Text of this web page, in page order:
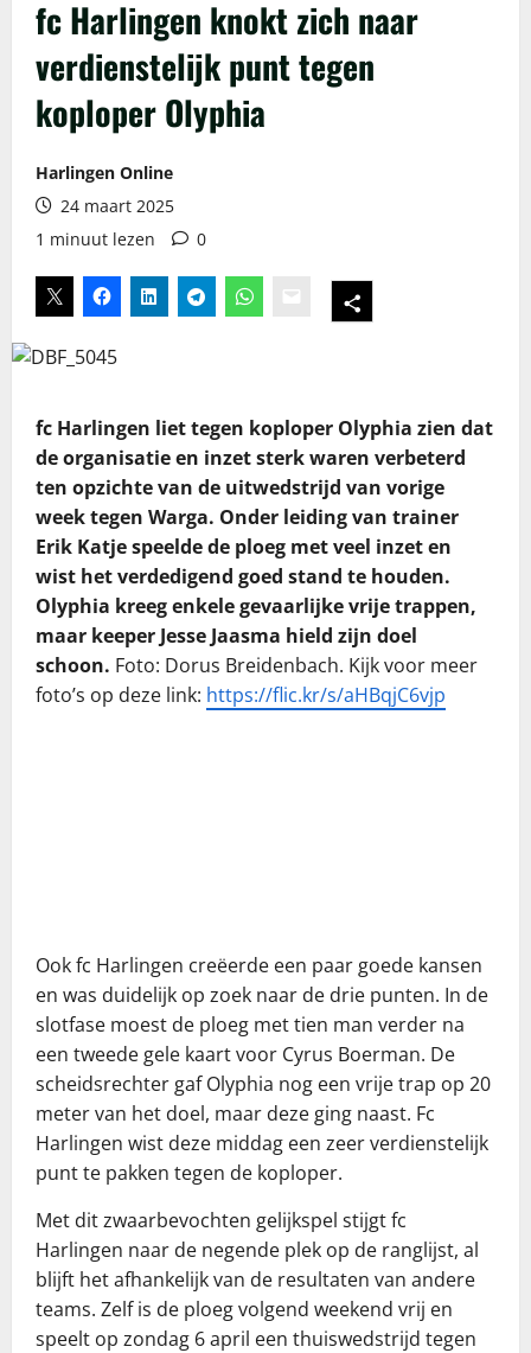
fc Harlingen knokt zich naar
verdienstelijk punt tegen
koploper Olyphia
Harlingen Online
24 maart 2025
1 minuut lezen
0
fc Harlingen liet tegen koploper Olyphia zien dat
de organisatie en inzet sterk waren verbeterd
ten opzichte van de uitwedstrijd van vorige
week tegen Warga. Onder leiding van trainer
Erik Katje speelde de ploeg met veel inzet en
wist het verdedigend goed stand te houden.
Olyphia kreeg enkele gevaarlijke vrije trappen,
maar keeper Jesse Jaasma hield zijn doel
schoon. Foto: Dorus Breidenbach. Kijk voor meer
foto’s op deze link: https://flic.kr/s/aHBqjC6vjp
Ook fc Harlingen creëerde een paar goede kansen
en was duidelijk op zoek naar de drie punten. In de
slotfase moest de ploeg met tien man verder na
een tweede gele kaart voor Cyrus Boerman. De
scheidsrechter gaf Olyphia nog een vrije trap op 20
meter van het doel, maar deze ging naast. Fc
Harlingen wist deze middag een zeer verdienstelijk
punt te pakken tegen de koploper.
Met dit zwaarbevochten gelijkspel stijgt fc
Harlingen naar de negende plek op de ranglijst, al
blijft het afhankelijk van de resultaten van andere
teams. Zelf is de ploeg volgend weekend vrij en
speelt op zondag 6 april een thuiswedstrijd tegen